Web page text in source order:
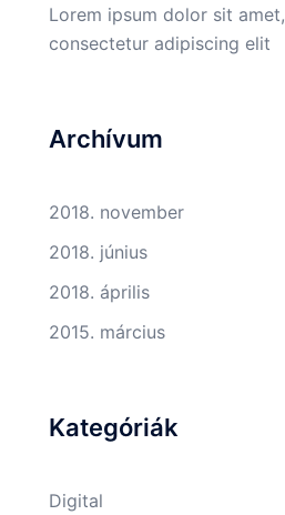
Lorem ipsum dolor sit amet,
consectetur adipiscing elit
Archívum
2018. november
2018. június
2018. április
2015. március
Kategóriák
Digital